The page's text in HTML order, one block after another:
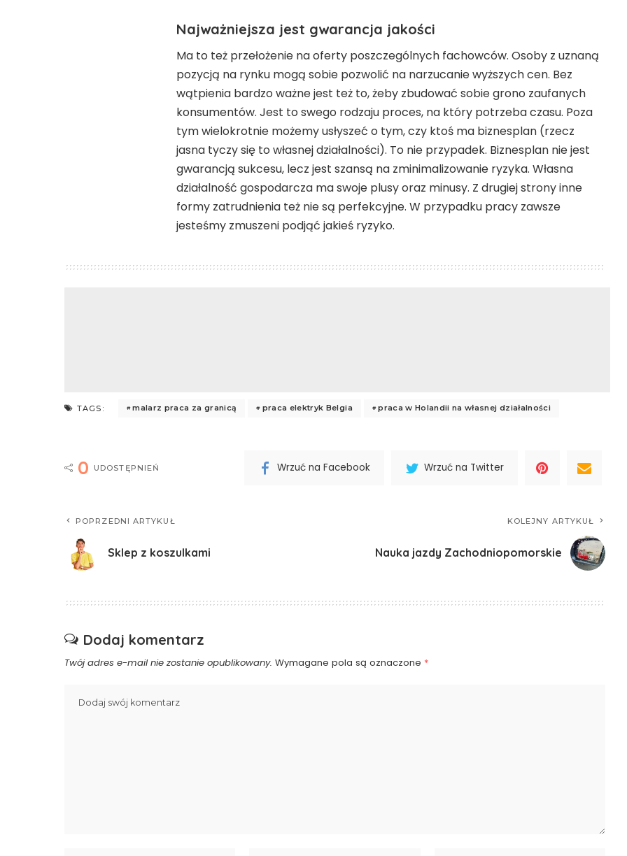
Najważniejsza jest gwarancja jakości
Ma to też przełożenie na oferty poszczególnych fachowców. Osoby z uznaną
pozycją na rynku mogą sobie pozwolić na narzucanie wyższych cen. Bez
wątpienia bardzo ważne jest też to, żeby zbudować sobie grono zaufanych
konsumentów. Jest to swego rodzaju proces, na który potrzeba czasu. Poza
tym wielokrotnie możemy usłyszeć o tym, czy ktoś ma biznesplan (rzecz
jasna tyczy się to własnej działalności). To nie przypadek. Biznesplan nie jest
gwarancją sukcesu, lecz jest szansą na zminimalizowanie ryzyka. Własna
działalność gospodarcza ma swoje plusy oraz minusy. Z drugiej strony inne
formy zatrudnienia też nie są perfekcyjne. W przypadku pracy zawsze
jesteśmy zmuszeni podjąć jakieś ryzyko.
TAGS: malarz praca za granicą praca elektryk Belgia praca w Holandii na własnej działalności
0 UDOSTĘPNIEŃ Wrzuć na Facebook Wrzuć na Twitter
POPRZEDNI ARTYKUŁ
Sklep z koszulkami
KOLEJNY ARTYKUŁ
Nauka jazdy Zachodniopomorskie
Dodaj komentarz
Twój adres e-mail nie zostanie opublikowany. Wymagane pola są oznaczone *